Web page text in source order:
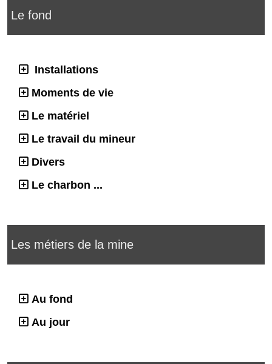
Le fond
Installations
Moments de vie
Le matériel
Le travail du mineur
Divers
Le charbon ...
Les métiers de la mine
Au fond
Au jour